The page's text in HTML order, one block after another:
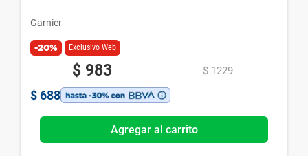
Garnier
-20% Exclusivo Web
$ 983 $ 1229
$ 688
Agregar al carrito